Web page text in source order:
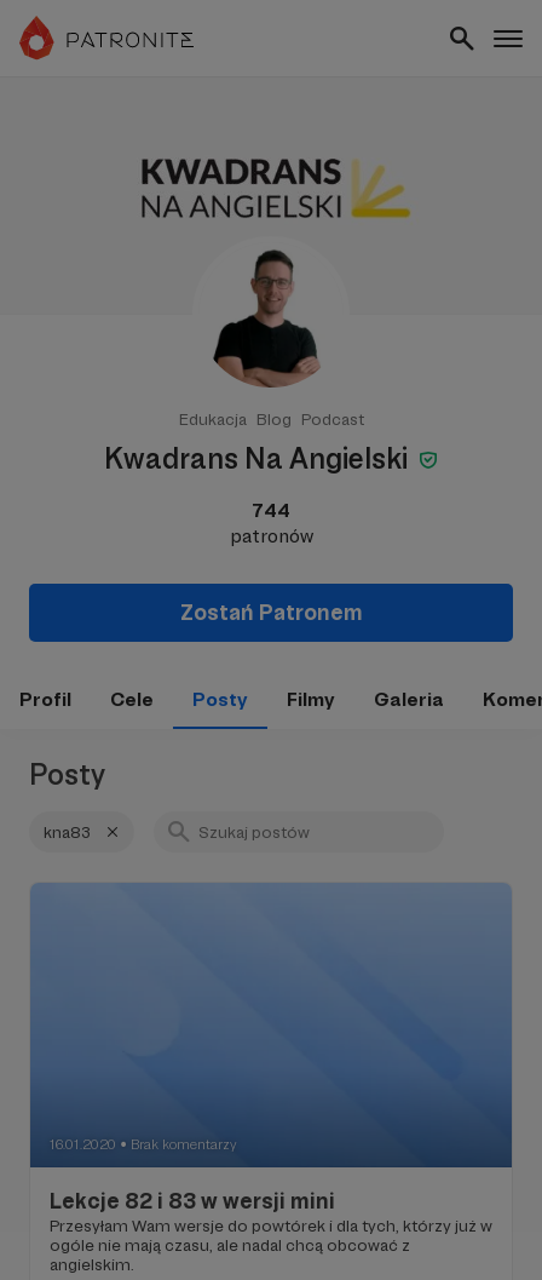
Edukacja Blog Podcast
Kwadrans Na Angielski
744
patronów
Zostań Patronem
Profil Cele Posty Filmy Galeria
Posty
kna83
16.01.2020 ● Brak komentarzy
Lekcje 82 i 83 w wersji mini
Przesyłam Wam wersje do powtórek i dla tych, którzy już w
ogóle nie mają czasu, ale nadal chcą obcować z
angielskim.